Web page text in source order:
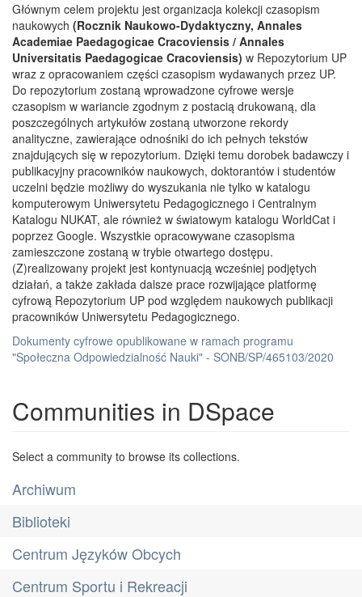
Głównym celem projektu jest organizacja kolekcji czasopism
naukowych (Rocznik Naukowo-Dydaktyczny, Annales
Academiae Paedagogicae Cracoviensis / Annales
Universitatis Paedagogicae Cracoviensis) w Repozytorium UP
wraz z opracowaniem części czasopism wydawanych przez UP.
Do repozytorium zostaną wprowadzone cyfrowe wersje
czasopism w wariancie zgodnym z postacią drukowaną, dla
poszczególnych artykułów zostaną utworzone rekordy
analityczne, zawierające odnośniki do ich pełnych tekstów
znajdujących się w repozytorium. Dzięki temu dorobek badawczy i
publikacyjny pracowników naukowych, doktorantów i studentów
uczelni będzie możliwy do wyszukania nie tylko w katalogu
komputerowym Uniwersytetu Pedagogicznego i Centralnym
Katalogu NUKAT, ale również w światowym katalogu WorldCat i
poprzez Google. Wszystkie opracowywane czasopisma
zamieszczone zostaną w trybie otwartego dostępu.
(Z)realizowany projekt jest kontynuacją wcześniej podjętych
działań, a także zakłada dalsze prace rozwijające platformę
cyfrową Repozytorium UP pod względem naukowych publikacji
pracowników Uniwersytetu Pedagogicznego.
Dokumenty cyfrowe opublikowane w ramach programu
"Społeczna Odpowiedzialność Nauki" - SONB/SP/465103/2020
Communities in DSpace
Select a community to browse its collections.
Archiwum
Biblioteki
Centrum Języków Obcych
Centrum Sportu i Rekreacji